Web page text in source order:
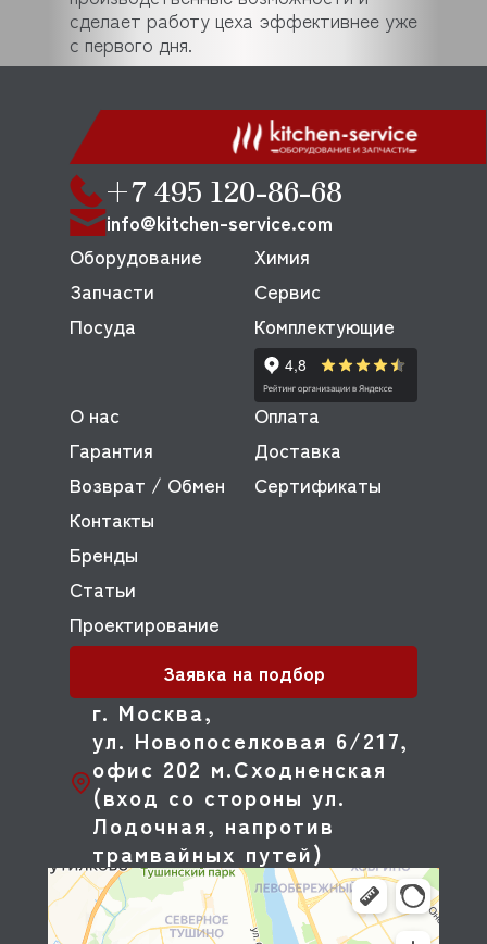
сделает работу цеха эффективнее уже
с первого дня.
+7 495 120-86-68
info@kitchen-service.com
г. Москва,
ул. Новопоселковая 6/217,
офис 202 м.Сходненская
(вход со стороны ул.
Лодочная, напротив
трамвайных путей)
Оборудование
Запчасти
Посуда
Химия
Сервис
Комплектующие
О нас
Оплата
Гарантия
Доставка
Возврат / Обмен
Сертификаты
Контакты
Бренды
Статьи
Проектирование
Заявка на подбор